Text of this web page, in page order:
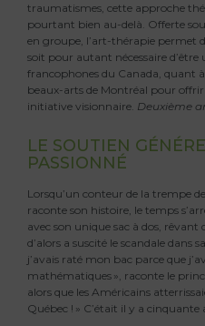
traumatismes, cette approche
pourtant bien au-delà. Offerte
en groupe, l’art-thérapie permet
soit pour autant nécessaire
francophones du Canada, quant à
beaux-arts de Montréal pour offrir
initiative visionnaire. Deuxième
LE SOUTIEN
PASSIONNÉ
Lorsqu’un conteur de la trempe
raconte son histoire, le temps
avec son unique sac à dos,
d’alors a suscité le scandale dans
j’avais raté mon bac parce que
mathématiques », raconte le
alors que les Américains
Québec ! » C’était il y a cinquante